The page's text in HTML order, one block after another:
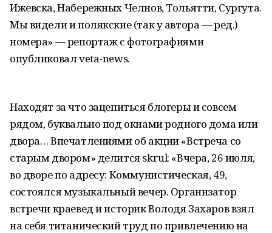
Ижевска, Набережных Челнов, Тольятти, Сургута.
Мы видели и полякские (так у автора — ред.)
номера» — репортаж с фотографиями
опубликовал veta-news.
Находят за что зацепиться блогеры и совсем
рядом, буквально под окнами родного дома или
двора… Впечатлениями об акции «Встреча со
старым двором» делится skrul: «Вчера, 26 июля,
во дворе по адресу: Коммунистическая, 49,
состоялся музыкальный вечер. Организатор
встречи краевед и историк Володя Захаров взял
на себя титанический труд по привлечению на